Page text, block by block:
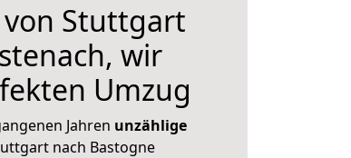
Stuttgart
wir
Umzug
Jahren unzählige
nach Bastogne